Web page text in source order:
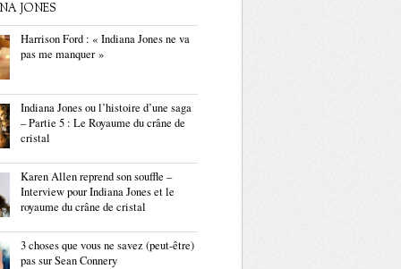
JONES
Harrison Ford : « Indiana Jones ne va
pas me manquer »
Indiana Jones ou l’histoire d’une saga
– Partie 5 : Le Royaume du crâne de
cristal
Karen Allen reprend son souffle –
Interview pour Indiana Jones et le
royaume du crâne de cristal
3 choses que vous ne savez (peut-être)
pas sur Sean Connery